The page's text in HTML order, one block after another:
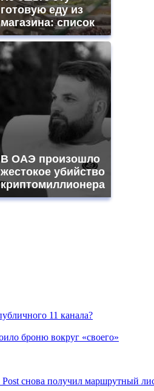
готовую еду из
магазина: список
В ОАЭ произошло
жестокое убийство
криптомиллионера